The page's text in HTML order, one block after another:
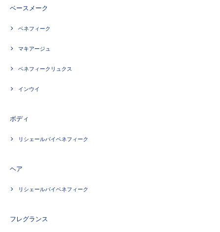
ベースメーク
ベネフィーク
マキアージュ
ベネフィークリュクス
インウイ
ボディ
リシェールバイベネフィーク
ヘア
リシェールバイベネフィーク
フレグランス